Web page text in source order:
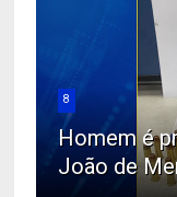
8
Homem é
João de